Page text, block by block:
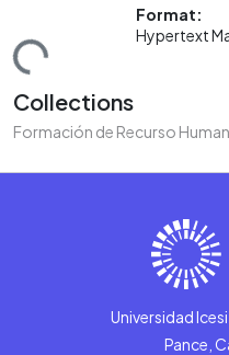
Format:
Hypertext
Collections
Formación de Recurso
Universidad
Pance,